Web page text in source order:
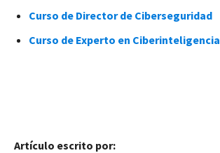
Curso de Director de Ciberseguridad
Curso de Experto en Ciberinteligencia
Artículo escrito por: